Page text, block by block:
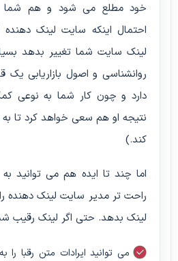
خود مطلع می شود و هم شما
احتمال اینکه سایت لینک
لینک سایت شما تغییر بدهد
روانشناسی و اصول بازاریابی یک
دارد و چون کار شما به نوعی
نتیجه او هم سعی خواهد کرد تا
کند.)
اما چند تا ایده هم می توانید
راحت تر مدیر سایت لینک دهنده
لینک بدهد. حتی اگر لینک رقیب
می توانید ایرادات متن رقبا